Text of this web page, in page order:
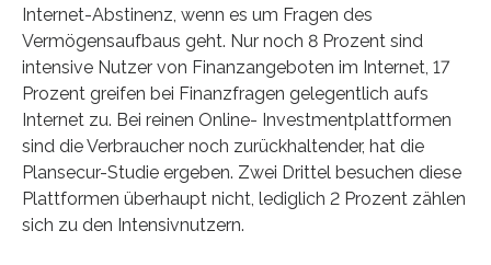
Internet-Abstinenz, wenn es um Fragen des
Vermögensaufbaus geht. Nur noch 8 Prozent sind
intensive Nutzer von Finanzangeboten im Internet, 17
Prozent greifen bei Finanzfragen gelegentlich aufs
Internet zu. Bei reinen Online- Investmentplattformen
sind die Verbraucher noch zurückhaltender, hat die
Plansecur-Studie ergeben. Zwei Drittel besuchen diese
Plattformen überhaupt nicht, lediglich 2 Prozent zählen
sich zu den Intensivnutzern.